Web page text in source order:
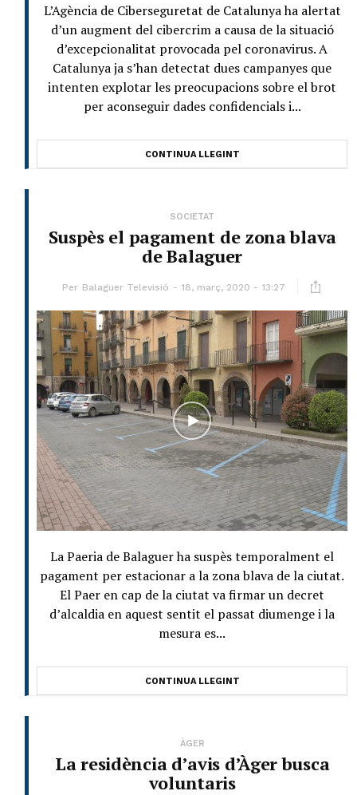
L’Agència de Ciberseguretat de Catalunya ha alertat
d’un augment del cibercrim a causa de la situació
d’excepcionalitat provocada pel coronavirus. A
Catalunya ja s’han detectat dues campanyes que
intenten explotar les preocupacions sobre el brot
per aconseguir dades confidencials i...
CONTINUA LLEGINT
SOCIETAT
Suspès el pagament de zona blava
de Balaguer
Per Balaguer Televisió 18, març, 2020 - 13:27
La Paeria de Balaguer ha suspès temporalment el
pagament per estacionar a la zona blava de la ciutat.
El Paer en cap de la ciutat va firmar un decret
d’alcaldia en aquest sentit el passat diumenge i la
mesura es...
CONTINUA LLEGINT
ÀGER
La residència d’avis d’Àger busca
voluntaris